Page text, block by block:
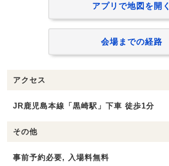
アプリで地図を開く
会場までの経路
アクセス
JR鹿児島本線「黒崎駅」下車 徒歩1分
その他
事前予約必要, 入場料無料